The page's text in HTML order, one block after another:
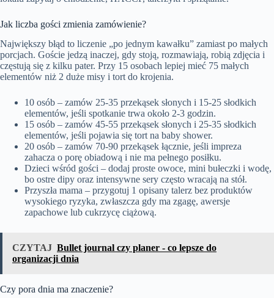
Jak liczba gości zmienia zamówienie?
Największy błąd to liczenie „po jednym kawałku” zamiast po małych
porcjach. Goście jedzą inaczej, gdy stoją, rozmawiają, robią zdjęcia i
częstują się z kilku pater. Przy 15 osobach lepiej mieć 75 małych
elementów niż 2 duże misy i tort do krojenia.
10 osób – zamów 25-35 przekąsek słonych i 15-25 słodkich
elementów, jeśli spotkanie trwa około 2-3 godzin.
15 osób – zamów 45-55 przekąsek słonych i 25-35 słodkich
elementów, jeśli pojawia się tort na baby shower.
20 osób – zamów 70-90 przekąsek łącznie, jeśli impreza
zahacza o porę obiadową i nie ma pełnego posiłku.
Dzieci wśród gości – dodaj proste owoce, mini bułeczki i wodę,
bo ostre dipy oraz intensywne sery często wracają na stół.
Przyszła mama – przygotuj 1 opisany talerz bez produktów
wysokiego ryzyka, zwłaszcza gdy ma zgagę, awersje
zapachowe lub cukrzycę ciążową.
CZYTAJ Bullet journal czy planer - co lepsze do
organizacji dnia
Czy pora dnia ma znaczenie?